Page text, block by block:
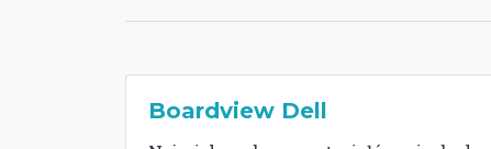
Boardview Dell